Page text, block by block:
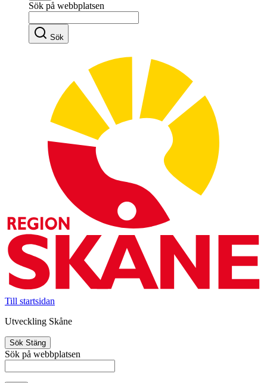
Sök på webbplatsen
Sök
Till startsidan
Utveckling Skåne
Sök Stäng
Sök på webbplatsen